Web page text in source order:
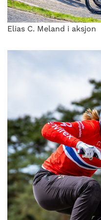
Elias C. Meland i aksjon